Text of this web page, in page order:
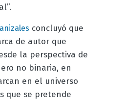
concluyó que
de autor que
la perspectiva de
no binaria, en
en el universo
que se pretende